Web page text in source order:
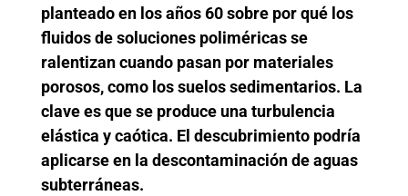
planteado en los años 60 sobre por qué los
fluidos de soluciones poliméricas se
ralentizan cuando pasan por materiales
porosos, como los suelos sedimentarios. La
clave es que se produce una turbulencia
elástica y caótica. El descubrimiento podría
aplicarse en la descontaminación de aguas
subterráneas.